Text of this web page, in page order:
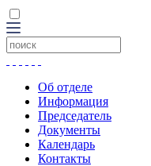
Об отделе
Информация
Председатель
Документы
Календарь
Контакты